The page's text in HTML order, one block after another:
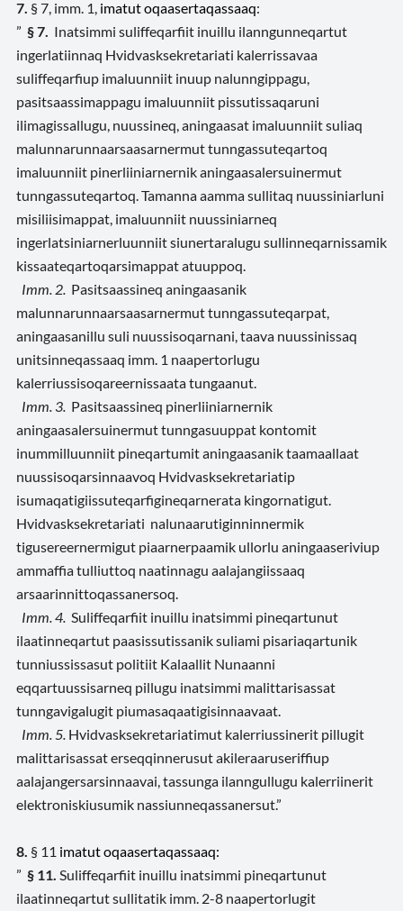
7. § 7, imm. 1, imatut oqaasertaqassaaq:
” § 7. Inatsimmi suliffeqarfiit inuillu ilanngunneqartut
ingerlatiinnaq Hvidvasksekretariati kalerrissavaa
suliffeqarfiup imaluunniit inuup nalunngippagu,
pasitsaassimappagu imaluunniit pissutissaqaruni
ilimagissallugu, nuussineq, aningaasat imaluunniit suliaq
malunnarunnaarsaasarnermut tunngassuteqartoq
imaluunniit pinerliiniarnernik aningaasalersuinermut
tunngassuteqartoq. Tamanna aamma sullitaq nuussiniarluni
misiliisimappat, imaluunniit nuussiniarneq
ingerlatsiniarnerluunniit siunertaralugu sullinneqarnissamik
kissaateqartoqarsimappat atuuppoq.
Imm. 2. Pasitsaassineq aningaasanik
malunnarunnaarsaasarnermut tunngassuteqarpat,
aningaasanillu suli nuussisoqarnani, taava nuussinissaq
unitsinneqassaaq imm. 1 naapertorlugu
kalerriussisoqareernissaata tungaanut.
Imm. 3. Pasitsaassineq pinerliiniarnernik
aningaasalersuinermut tunngasuuppat kontomit
inummilluunniit pineqartumit aningaasanik taamaallaat
nuussisoqarsinnaavoq Hvidvasksekretariatip
isumaqatigiissuteqarfigineqarnerata kingornatigut.
Hvidvasksekretariati nalunaarutiginninnermik
tigusereernermigut piaarnerpaamik ullorlu aningaaseriviup
ammaffia tulliuttoq naatinnagu aalajangiissaaq
arsaarinnittoqassanersoq.
Imm. 4. Suliffeqarfiit inuillu inatsimmi pineqartunut
ilaatinneqartut paasissutissanik suliami pisariaqartunik
tunniussissasut politiit Kalaallit Nunaanni
eqqartuussisarneq pillugu inatsimmi malittarisassat
tunngavigalugit piumasaqaatigisinnaavaat.
Imm. 5. Hvidvasksekretariatimut kalerriussinerit pillugit
malittarisassat erseqqinnerusut akileraaruseriffiup
aalajangersarsinnaavai, tassunga ilanngullugu kalerriinerit
elektroniskiusumik nassiunneqassanersut.”
8. § 11 imatut oqaasertaqassaaq:
” § 11. Suliffeqarfiit inuillu inatsimmi pineqartunut
ilaatinneqartut sullitatik imm. 2-8 naapertorlugit